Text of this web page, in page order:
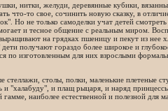
нитки, желуди, деревянные кубики,
то свое, сочинить новую сказку, в
Но не только самоделки учат детей
и тесное общение с реальным миром.
на грядках пшеницу и пекут из нее
получают гораздо более широкое и
по изготовленным для них взрослыми
столы, полки, маленькие плетеные
"халабуду", и плащ рыцаря, и наряд
наиболее естественной и полезной для